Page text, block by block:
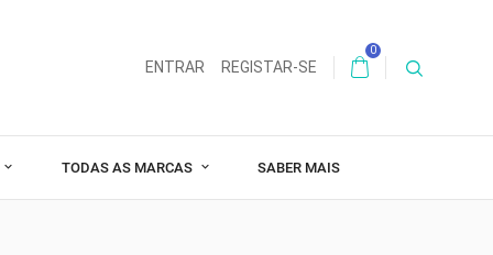
ENTRAR REGISTAR-SE
0
TODAS AS MARCAS SABER MAIS